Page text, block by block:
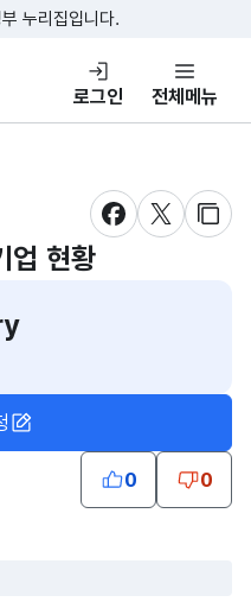
츠 바로가기
바로가기
누리집입니다.
터포털
로그인 전체메뉴
새창 열림새창 열림
새창
업 현황
0 0